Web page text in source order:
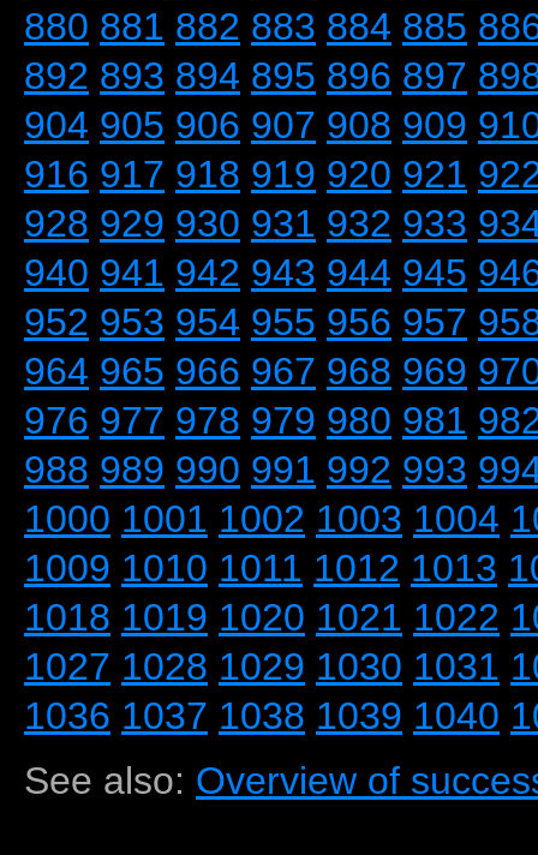
880 881 882 883 884 885
892 893 894 895 896 897
904 905 906 907 908 909
916 917 918 919 920 921
928 929 930 931 932 933
940 941 942 943 944 945
952 953 954 955 956 957
964 965 966 967 968 969
976 977 978 979 980 981
988 989 990 991 992 993
1000 1001 1002 1003 1004
1009 1010 1011 1012 1013
1018 1019 1020 1021 1022
1027 1028 1029 1030 1031
1036 1037 1038 1039 1040
See also: Overview of